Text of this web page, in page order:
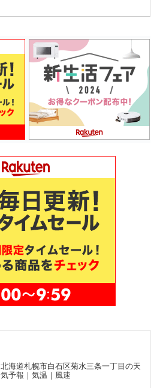
北海道札幌市白石区菊水三条一丁目の天
気予報｜気温｜風速